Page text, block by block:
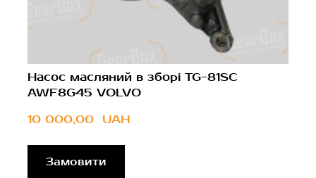
Насос масляний в зборі TG-81SC
AWF8G45 VOLVO
10 000,00  UAH
Замовити